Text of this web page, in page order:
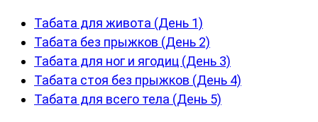
Табата для живота (День 1)
Табата без прыжков (День 2)
Табата для ног и ягодиц (День 3)
Табата стоя без прыжков (День 4)
Табата для всего тела (День 5)